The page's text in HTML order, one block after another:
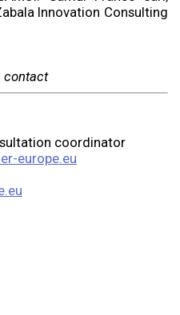
Innovation Consulting
contact
coordinator
europe.eu